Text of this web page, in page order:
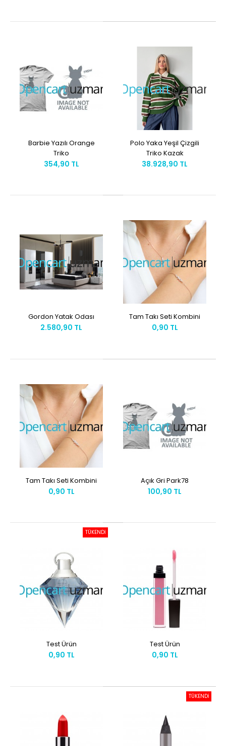
Barbie Yazılı Orange
Triko
354,90 TL
Polo Yaka Yeşil Çizgili
Triko Kazak
38.928,90 TL
Gordon Yatak Odası
2.580,90 TL
Tam Takı Seti Kombini
0,90 TL
Tam Takı Seti Kombini
0,90 TL
Açık Gri Park78
100,90 TL
TÜKENDİ
Test Ürün
0,90 TL
Test Ürün
0,90 TL
TÜKENDİ